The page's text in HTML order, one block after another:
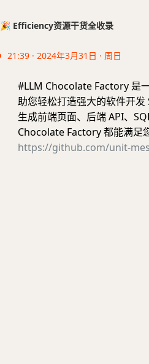
🎉 Efficiency资源干货全收录
21:39 · 2024年3月31日 · 周日
#LLM Chocolate Factory 是
助您轻松打造强大的软件开发
生成前端页面、后端 API、
Chocolate Factory 都能满足
https://github.com/unit-